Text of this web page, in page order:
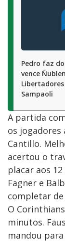
Pedro faz
vence
Sampaoli
A partida
os jogadores
Cantillo.
acertou o
placar aos
Fagner e
completar de
O
minutos.
mandou